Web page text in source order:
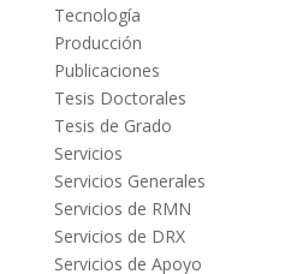
Tecnología
Producción
Publicaciones
Tesis Doctorales
Tesis de Grado
Servicios
Servicios Generales
Servicios de RMN
Servicios de DRX
Servicios de Apoyo